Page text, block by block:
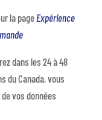
la page Expérience
dans les 24 à 48
du Canada, vous
vos données